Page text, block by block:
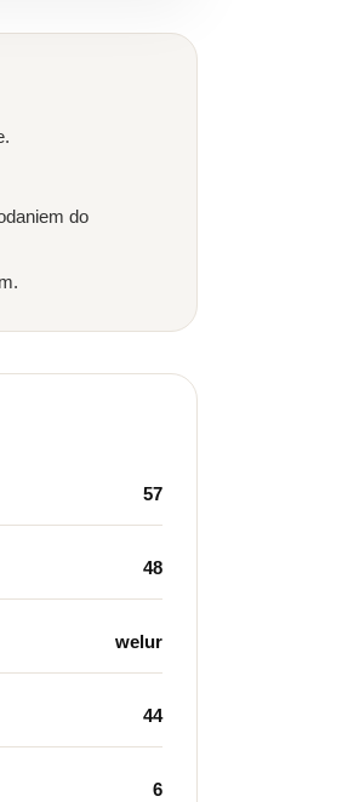
do
57
48
welur
44
6